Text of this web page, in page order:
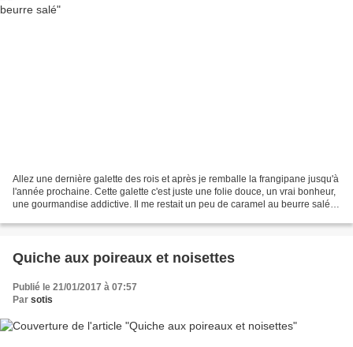
Allez une dernière galette des rois et après je remballe la frangipane jusqu'à
l'année prochaine. Cette galette c'est juste une folie douce, un vrai bonheur,
une gourmandise addictive. Il me restait un peu de caramel au beurre salé
Quiche aux poireaux et noisettes
Publié le 21/01/2017 à 07:57
Par sotis